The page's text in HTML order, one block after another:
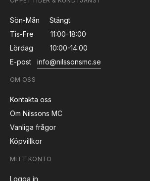
Sön-Mån
Stängt
Tis-Fre
11:00-18:00
Lördag
10:00-14:00
E-post
info@nilssonsmc.se
OM OSS
Kontakta oss
Om Nilssons MC
Vanliga frågor
Köpvillkor
MITT KONTO
Logga in